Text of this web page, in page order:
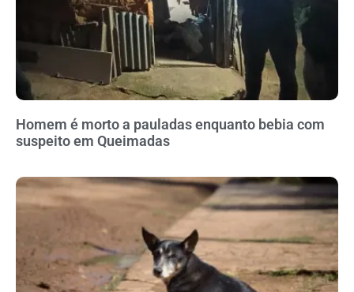
Homem é morto a pauladas enquanto bebia com
suspeito em Queimadas